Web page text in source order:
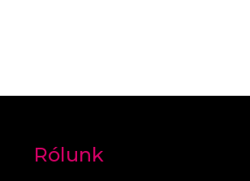
Rólunk